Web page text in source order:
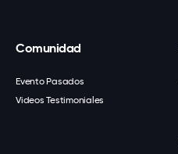
Comunidad
Evento Pasados
Videos Testimoniales